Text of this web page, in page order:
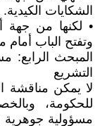
الشكايات الكيدية.
• لكنها من جهة
وتفتح الباب
المبحث الرابع:
التشريع
للحكومة،
مسؤولية جوهرية